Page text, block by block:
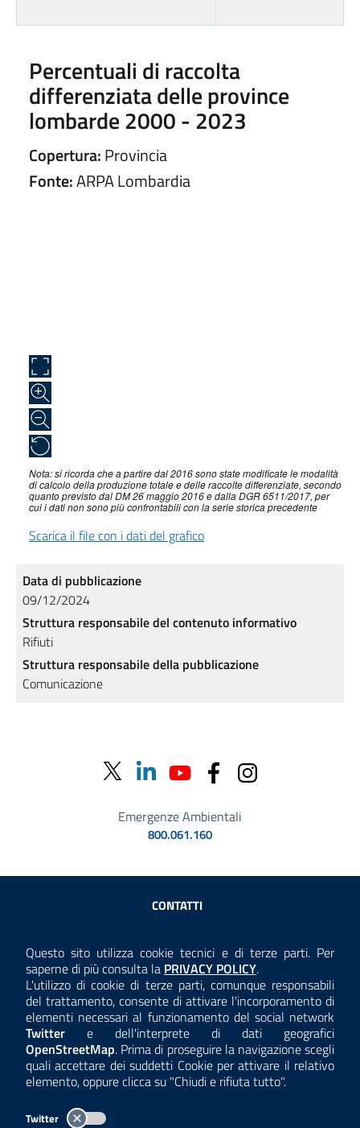
Questo sito utilizza cookie tecnici e di terze parti. Per
saperne di più consulta la Consulta la
PRIVACY POLICY.
L'utilizzo di cookie di terze parti, comunque responsabili
del trattamento, consente di attivare l'incorporamento di
elementi necessari al funzionamento del social network
Twitter e dell'interprete di dati geografici
OpenStreetMap. Prima di proseguire la navigazione scegli
quali accettare dei suddetti Cookie per attivare il relativo
elemento, oppure clicca su "Chiudi e rifiuta tutto".
Twitter
Percentuali di raccolta
differenziata delle province
lombarde 2000 - 2023
Copertura:Provincia
Fonte:ARPA Lombardia
Nota: si ricorda che a partire dal 2016 sono state modificate le modalità
di calcolo della produzione totale e delle raccolte differenziate, secondo
quanto previsto dal DM 26 maggio 2016 e dalla DGR 6511/2017, per
cui i dati non sono più confrontabili con la serie storica precedente
Scarica il file con i dati del grafico
Data di pubblicazione
09/12/2024
Struttura responsabile del contenuto informativo
Rifiuti
Struttura responsabile della pubblicazione
Comunicazione
Emergenze Ambientali
800.061.160
Sezione Link Utili
CONTATTI
ANTICORRUZIONE
ACCESSIBILITÀ
COOKIE E PRIVACY
TEMI A-Z